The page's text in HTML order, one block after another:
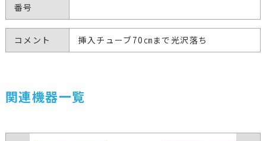
番号
コメント 挿入チューブ70㎝まで光沢落ち
関連機器一覧